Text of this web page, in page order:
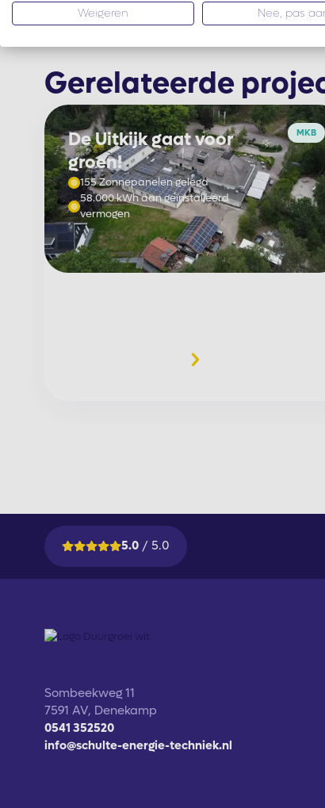
Gerelateerde
De Uitkijk gaat voor
groen!
155 Zonnepanelen gelegd
58.000 kWh aan geïnstalleerd
vermogen
MKB
5.0 / 5.0
Sombeekweg 11
7591 AV, Denekamp
0541 352520
info@schulte-energie-techniek.nl
Weigeren Nee, pas